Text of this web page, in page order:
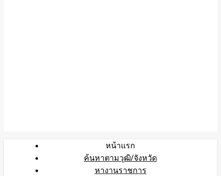
หน้าแรก
ค้นหาตามวุฒิ/จังหวัด
หางานราชการ